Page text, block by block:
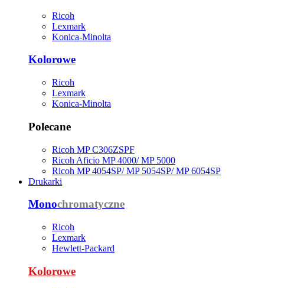
Ricoh
Lexmark
Konica-Minolta
Kolorowe
Ricoh
Lexmark
Konica-Minolta
Polecane
Ricoh MP C306ZSPF
Ricoh Aficio MP 4000/ MP 5000
Ricoh MP 4054SP/ MP 5054SP/ MP 6054SP
Drukarki
Monochromatyczne
Ricoh
Lexmark
Hewlett-Packard
Kolorowe